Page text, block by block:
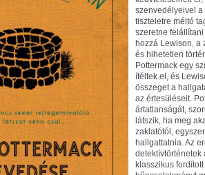
szenvedélyeivel
tiszteletre méltó
szeretne
hozzá Lewison, a
és hihetetlen
Pottermack egy
ítéltek el, és
összeget a
az értesüléseit.
ártatlanságát,
látszik, ha meg
zaklatótól,
hallgattatnia. Az
detektívtörténetek
klasszikus